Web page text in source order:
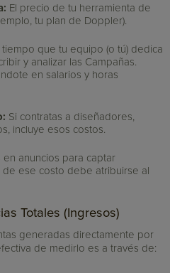
El precio de tu herramienta de
tu plan de Doppler).
tiempo que tu equipo (o tú) dedica
y analizar las Campañas.
en salarios y horas
Si contratas a diseñadores,
incluye esos costos.
en anuncios para captar
de ese costo debe atribuirse al
Totales (Ingresos)
generadas directamente por
de medirlo es a través de: